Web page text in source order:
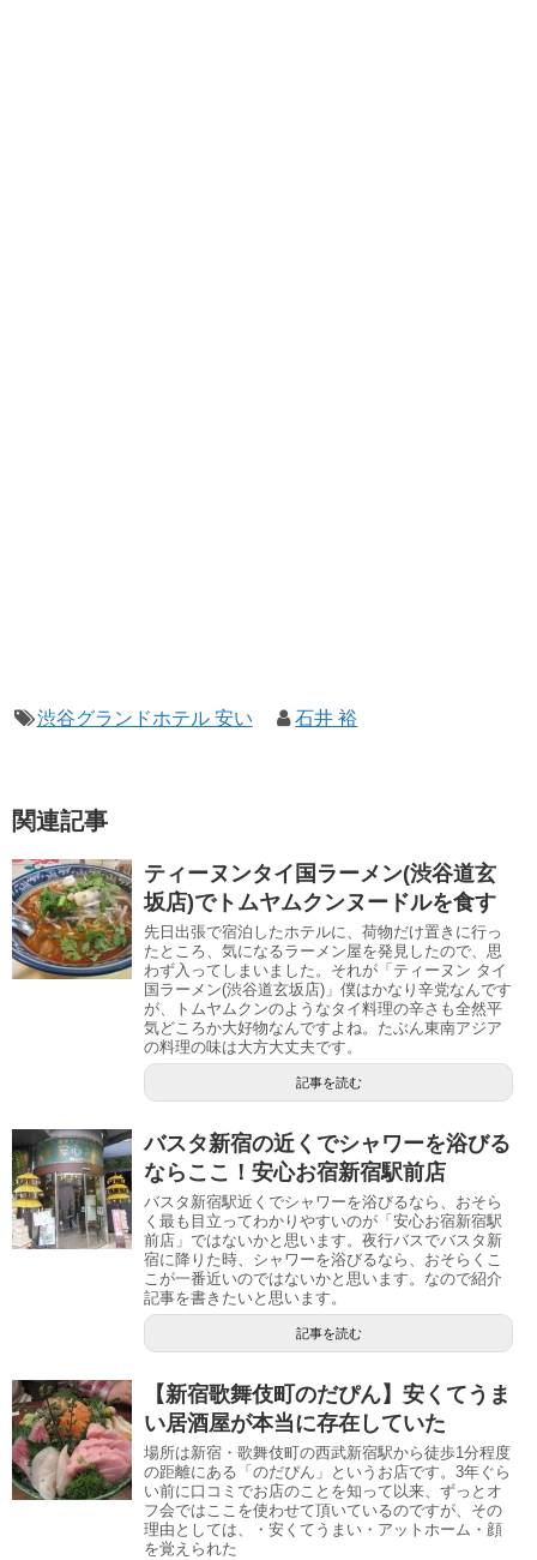
渋谷グランドホテル 安い 石井 裕
関連記事
ティーヌンタイ国ラーメン(渋谷道玄
坂店)でトムヤムクンヌードルを食す
先日出張で宿泊したホテルに、荷物だけ置きに行っ
たところ、気になるラーメン屋を発見したので、思
わず入ってしまいました。それが「ティーヌン タイ
国ラーメン(渋谷道玄坂店)」僕はかなり辛党なんです
が、トムヤムクンのようなタイ料理の辛さも全然平
気どころか大好物なんですよね。たぶん東南アジア
の料理の味は大方大丈夫です。
記事を読む
バスタ新宿の近くでシャワーを浴びる
ならここ！安心お宿新宿駅前店
バスタ新宿駅近くでシャワーを浴びるなら、おそら
く最も目立ってわかりやすいのが「安心お宿新宿駅
前店」ではないかと思います。夜行バスでバスタ新
宿に降りた時、シャワーを浴びるなら、おそらくこ
こが一番近いのではないかと思います。なので紹介
記事を書きたいと思います。
記事を読む
【新宿歌舞伎町のだぴん】安くてうま
い居酒屋が本当に存在していた
場所は新宿・歌舞伎町の西武新宿駅から徒歩1分程度
の距離にある「のだぴん」というお店です。3年ぐら
い前に口コミでお店のことを知って以来、ずっとオ
フ会ではここを使わせて頂いているのですが、その
理由としては、・安くてうまい・アットホーム・顔
を覚えられた